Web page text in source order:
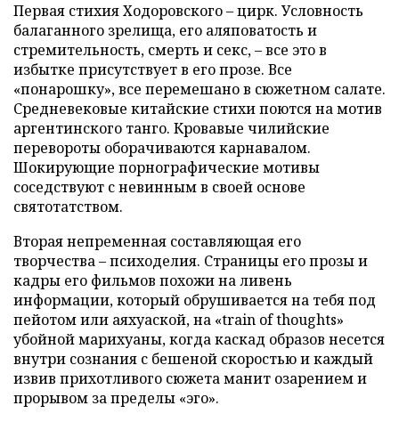
Первая стихия Ходоровского – цирк. Условность
балаганного зрелища, его аляповатость и
стремительность, смерть и секс, – все это в
избытке присутствует в его прозе. Все
«понарошку», все перемешано в сюжетном салате.
Средневековые китайские стихи поются на мотив
аргентинского танго. Кровавые чилийские
перевороты оборачиваются карнавалом.
Шокирующие порнографические мотивы
соседствуют с невинным в своей основе
святотатством.
Вторая непременная составляющая его
творчества – психоделия. Страницы его прозы и
кадры его фильмов похожи на ливень
информации, который обрушивается на тебя под
пейотом или аяхуаской, на «train of thoughts»
убойной марихуаны, когда каскад образов несется
внутри сознания с бешеной скоростью и каждый
извив прихотливого сюжета манит озарением и
прорывом за пределы «эго».